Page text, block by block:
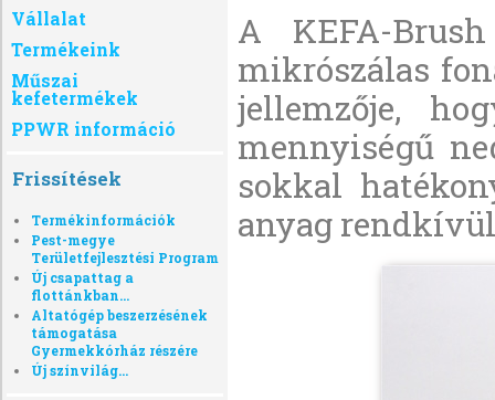
Vállalat
Termékeink
Műszai
kefetermékek
PPWR információ
Frissítések
Termékinformációk
Pest-megye
Területfejlesztési Program
Új csapattag a
flottánkban...
Altatógép beszerzésének
támogatása
Gyermekkórház részére
Új színvilág...
A KEFA-
mikrószálas
jellemzője,
mennyiségű
sokkal
anyag